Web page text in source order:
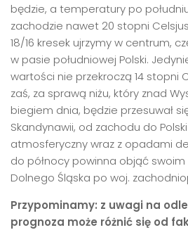
będzie, a temperatury po
zachodzie nawet 20 stopni
18/16 kresek ujrzymy w centrum,
w pasie południowej Polski.
wartości nie przekroczą 14 stopni
zaś, za sprawą niżu, który znad
biegiem dnia, będzie przesuwał
Skandynawii, od zachodu do
atmosferyczny wraz z opadami
do północy powinna objąć
Dolnego Śląska po woj.
Przypominamy: z uwagi na
prognoza może różnić się od